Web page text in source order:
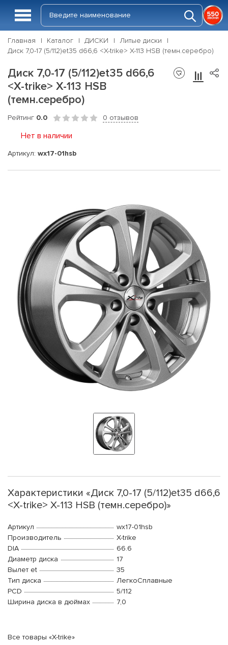
Главная Каталог ДИСКИ
Литые диски
Диск 7,0-17 (5/112)et35 d66,6 <X-trike> X-113 HSB (темн.серебро)
Диск 7,0-17 (5/112)et35 d66,6
<X-trike> X-113 HSB
(темн.серебро)
Рейтинг 0.0 0 отзывов
Нет в наличии
Артикул: wx17-01hsb
Характеристики «Диск 7,0-17 (5/112)et35 d66,6
<X-trike> X-113 HSB (темн.серебро)»
Артикул
wx17-01hsb
Производитель
X-trike
DIA
66.6
Диаметр диска
17
Вылет et
35
Тип диска
ЛегкоСплавные
PCD
5/112
Ширина диска в дюймах
7,0
Все товары «X-trike»